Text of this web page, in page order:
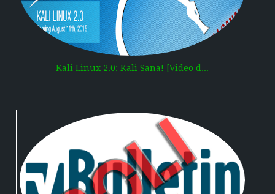
Kali Linux 2.0: Kali Sana! [Video d...